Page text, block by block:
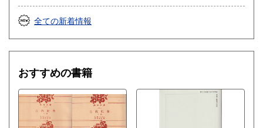
全ての新着情報
おすすめの書籍